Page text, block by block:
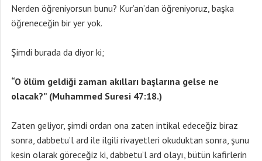
Nerden öğreniyorsun bunu? Kur’an’dan öğreniyoruz, başka
öğreneceğin bir yer yok.
Şimdi burada da diyor ki;
“O ölüm geldiği zaman akılları başlarına gelse ne
olacak?” (Muhammed Suresi 47:18.)
Zaten geliyor, şimdi ordan ona zaten intikal edeceğiz biraz
sonra, dabbetu’l ard ile ilgili rivayetleri okuduktan sonra, şunu
kesin olarak göreceğiz ki, dabbetu’l ard olayı, bütün kafirlerin